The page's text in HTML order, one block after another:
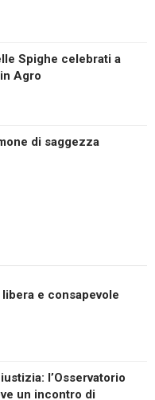
Spighe celebrati a
Agro
di saggezza
e consapevole
l’Osservatorio
un incontro di